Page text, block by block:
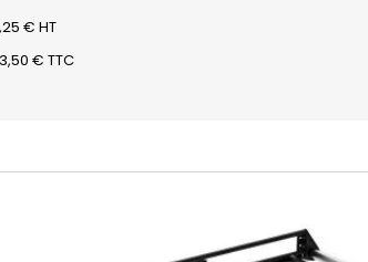
€ HT
€ TTC